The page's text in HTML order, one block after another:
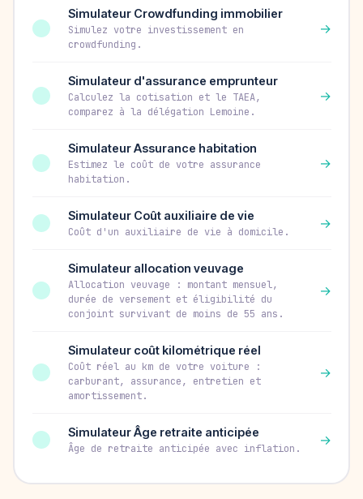
Simulateur Crowdfunding immobilier
Simulez votre investissement en
crowdfunding.
→
Simulateur d'assurance emprunteur
Calculez la cotisation et le TAEA,
comparez à la délégation Lemoine.
→
Simulateur Assurance habitation
Estimez le coût de votre assurance
habitation.
→
Simulateur Coût auxiliaire de vie
Coût d'un auxiliaire de vie à domicile.
→
Simulateur allocation veuvage
Allocation veuvage : montant mensuel,
durée de versement et éligibilité du
conjoint survivant de moins de 55 ans.
→
Simulateur coût kilométrique réel
Coût réel au km de votre voiture :
carburant, assurance, entretien et
amortissement.
→
Simulateur Âge retraite anticipée
Âge de retraite anticipée avec inflation.
→